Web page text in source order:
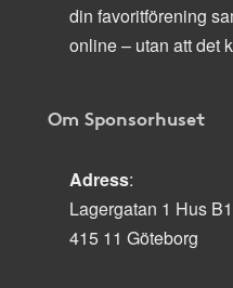
din favoritförening
online – utan att det
Om Sponsorhuset
Adress:
Lagergatan 1 Hus
415 11 Göteborg